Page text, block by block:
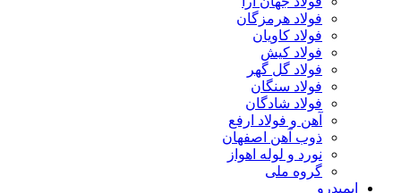
فولاد هرمزگان
فولاد کاویان
فولاد کیش
فولاد گل گهر
فولاد سنگان
فولاد شادگان
آهن و فولاد ارفع
ذوب آهن اصفهان
نورد و لوله اهواز
گروه ملی
ایمیدرو